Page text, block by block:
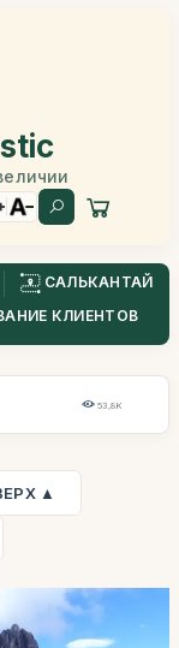
САЛЬКАНТАЙ
КЛИЕНТОВ
53,8K
▲